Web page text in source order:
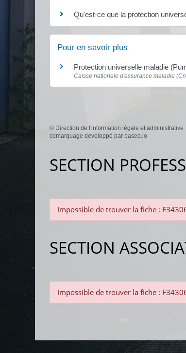
Qu'est-ce que la protection
Pour en savoir plus
Protection universelle maladie
Caisse nationale d'assurance maladie
© Direction de l'information légale et administrative
comarquage developpé par baseo.io
SECTION
Impossible de trouver la fiche :
SECTION
Impossible de trouver la fiche :